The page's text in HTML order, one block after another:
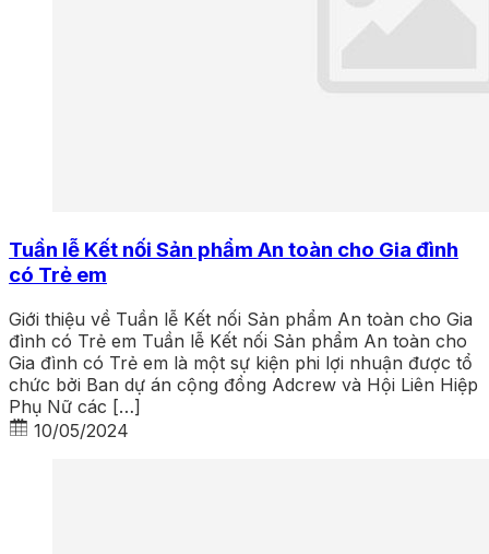
Tuần lễ Kết nối Sản phẩm An toàn cho Gia đình
có Trẻ em
Giới thiệu về Tuần lễ Kết nối Sản phẩm An toàn cho Gia
đình có Trẻ em Tuần lễ Kết nối Sản phẩm An toàn cho
Gia đình có Trẻ em là một sự kiện phi lợi nhuận được tổ
chức bởi Ban dự án cộng đồng Adcrew và Hội Liên Hiệp
Phụ Nữ các […]
10/05/2024